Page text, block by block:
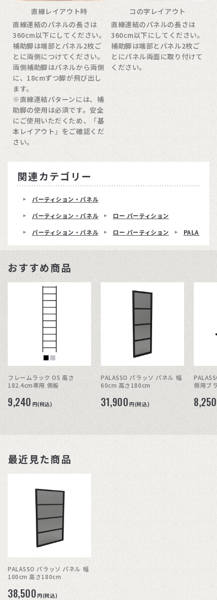
直線レイアウト時
直線連結のパネルの長さは
360cm以下にしてください。
補助脚は端部とパネル2枚ご
とに両側につけてください。
両側補助脚はパネルから両側
に、18cmずつ脚が飛び出し
ます。
※直線連結パターンには、補
助脚の使用は必須です。安全
にご使用いただくため、「基
本レイアウト」をご確認くだ
さい。
コの字レイアウト
直線連結のパネルの長さは
360cm以下にしてください。
補助脚は端部とパネル2枚ご
とにパネル両面に取り付けて
ください。
関連カテゴリー
パーティション・パネル
パーティション・パネル
ロー パーティション
パーティション・パネル
ロー パーティション PALASSO
おすすめ商品
フレームラック OS 高さ
182.4cm専用 側板
9,240 円(税込)
PALASSO パラッソ パネル 幅
60cm 高さ180cm
31,900 円(税込)
側用ブ
8,250
最近見た商品
PALASSO パラッソ パネル 幅
100cm 高さ180cm
38,500 円(税込)